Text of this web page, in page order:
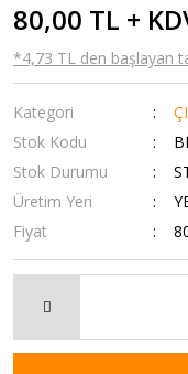
80,00 TL +
*4,73 TL den başlayan
Kategori
Stok Kodu
Stok Durumu
Üretim Yeri
Fiyat